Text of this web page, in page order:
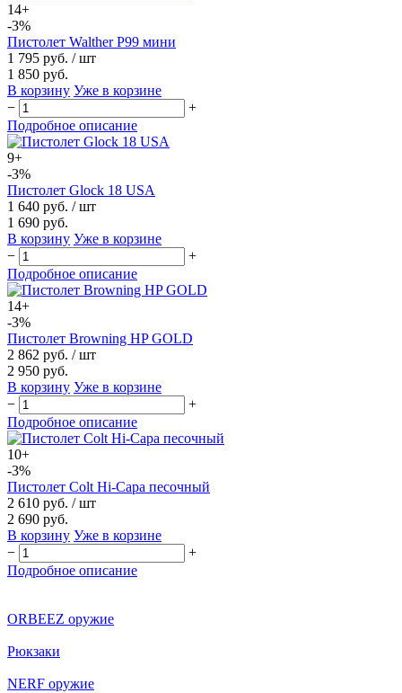
14+
-3%
Пистолет Walther P99 мини
1 795 руб. / шт
1 850 руб.
В корзину Уже в корзине
−
+
Подробное описание
9+
-3%
Пистолет Glock 18 USA
1 640 руб. / шт
1 690 руб.
В корзину Уже в корзине
−
+
Подробное описание
14+
-3%
Пистолет Browning HP GOLD
2 862 руб. / шт
2 950 руб.
В корзину Уже в корзине
−
+
Подробное описание
10+
-3%
Пистолет Colt Hi-Capa песочный
2 610 руб. / шт
2 690 руб.
В корзину Уже в корзине
−
+
Подробное описание
ORBEEZ оружие
Рюкзаки
NERF оружие